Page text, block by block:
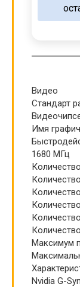
Видео
Стандарт
Имя
1680 МГц
Максимум
Nvidia G-